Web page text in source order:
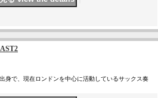
身で、現在ロンドンを中心に活動しているサックス奏